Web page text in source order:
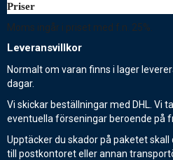
Priser
Moms ingår i priset med f.n. 25%.
Leveransvillkor
Normalt om varan finns i lager
dagar.
Vi skickar beställningar med DHL. Vi
eventuella förseningar beroende på
Upptäcker du skador på paketet
till postkontoret eller annan